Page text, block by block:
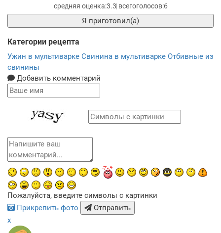
3.3 6
Я приготовил(а)
Категории рецепта
Ужин в мультиварке Свинина в мультиварке Отбивные из
свинины
Добавить комментарий
Пожалуйста, введите символы с картинки
Прикрепить фото
Отправить
x